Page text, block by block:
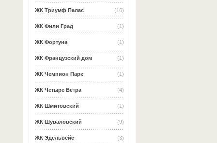
(16)
ЖК Триумф Палас
(1)
ЖК Фили Град
(1)
ЖК Фортуна
(1)
ЖК Французский дом
(1)
ЖК Чемпион Парк
(4)
ЖК Четыре Ветра
(1)
ЖК Шмитовский
(9)
ЖК Шуваловский
(3)
ЖК Эдельвейс